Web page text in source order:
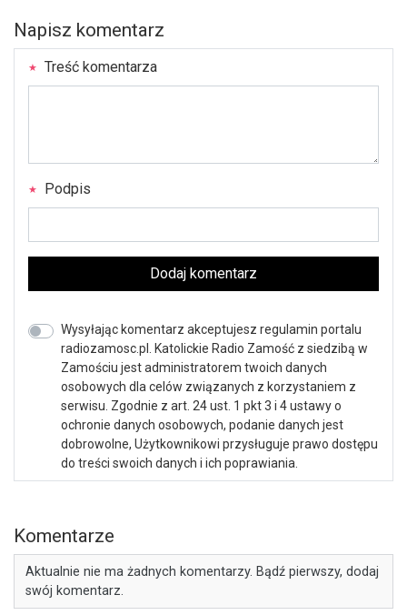
Napisz komentarz
Treść komentarza
Podpis
Dodaj komentarz
Wysyłając komentarz akceptujesz regulamin portalu
radiozamosc.pl. Katolickie Radio Zamość z siedzibą w
Zamościu jest administratorem twoich danych
osobowych dla celów związanych z korzystaniem z
serwisu. Zgodnie z art. 24 ust. 1 pkt 3 i 4 ustawy o
ochronie danych osobowych, podanie danych jest
dobrowolne, Użytkownikowi przysługuje prawo dostępu
do treści swoich danych i ich poprawiania.
Komentarze
Aktualnie nie ma żadnych komentarzy. Bądź pierwszy, dodaj
swój komentarz.